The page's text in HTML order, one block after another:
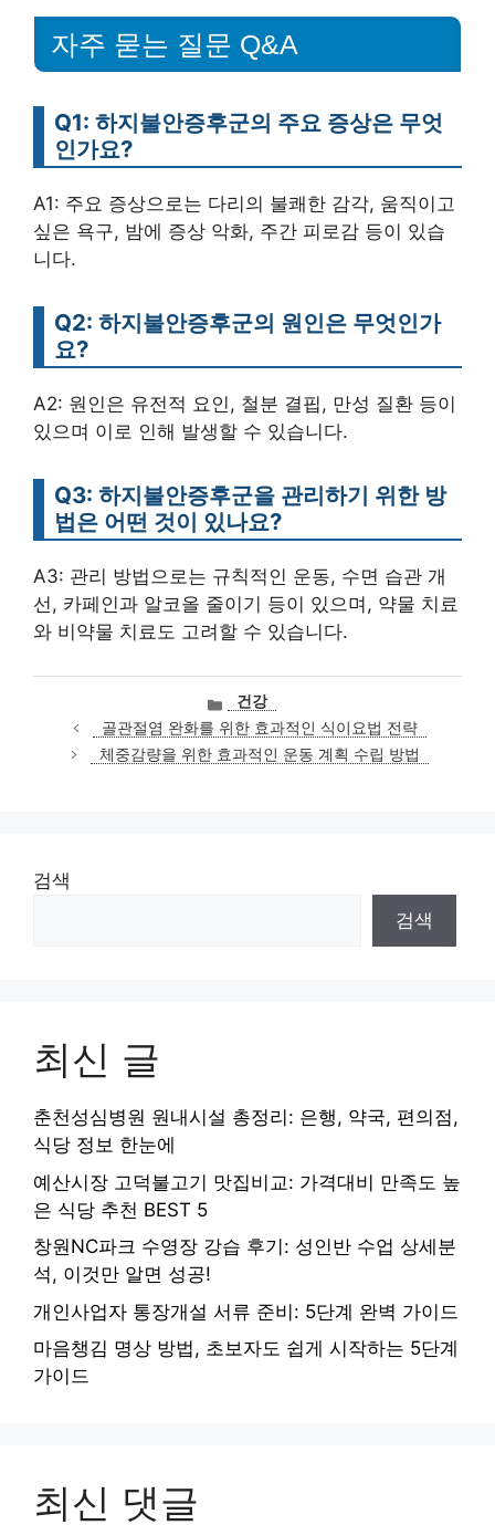
자주 묻는 질문 Q&A
Q1: 하지불안증후군의 주요 증상은 무엇
인가요?
A1: 주요 증상으로는 다리의 불쾌한 감각, 움직이고
싶은 욕구, 밤에 증상 악화, 주간 피로감 등이 있습
니다.
Q2: 하지불안증후군의 원인은 무엇인가
요?
A2: 원인은 유전적 요인, 철분 결핍, 만성 질환 등이
있으며 이로 인해 발생할 수 있습니다.
Q3: 하지불안증후군을 관리하기 위한 방
법은 어떤 것이 있나요?
A3: 관리 방법으로는 규칙적인 운동, 수면 습관 개
선, 카페인과 알코올 줄이기 등이 있으며, 약물 치료
와 비약물 치료도 고려할 수 있습니다.
카
테
고
리
건강
골관절염 완화를 위한 효과적인 식이요법 전략
체중감량을 위한 효과적인 운동 계획 수립 방법
검색
검색
최신 글
춘천성심병원 원내시설 총정리: 은행, 약국, 편의점,
식당 정보 한눈에
예산시장 고덕불고기 맛집비교: 가격대비 만족도 높
은 식당 추천 BEST 5
창원NC파크 수영장 강습 후기: 성인반 수업 상세분
석, 이것만 알면 성공!
개인사업자 통장개설 서류 준비: 5단계 완벽 가이드
마음챙김 명상 방법, 초보자도 쉽게 시작하는 5단계
가이드
최신 댓글